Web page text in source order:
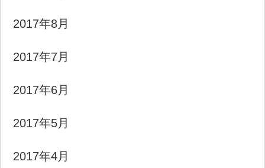
2017年8月
2017年7月
2017年6月
2017年5月
2017年4月